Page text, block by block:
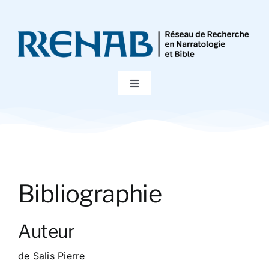
contenu
Toggle
Publications
Bibliographie
Bibliographie
Auteur
de Salis Pierre